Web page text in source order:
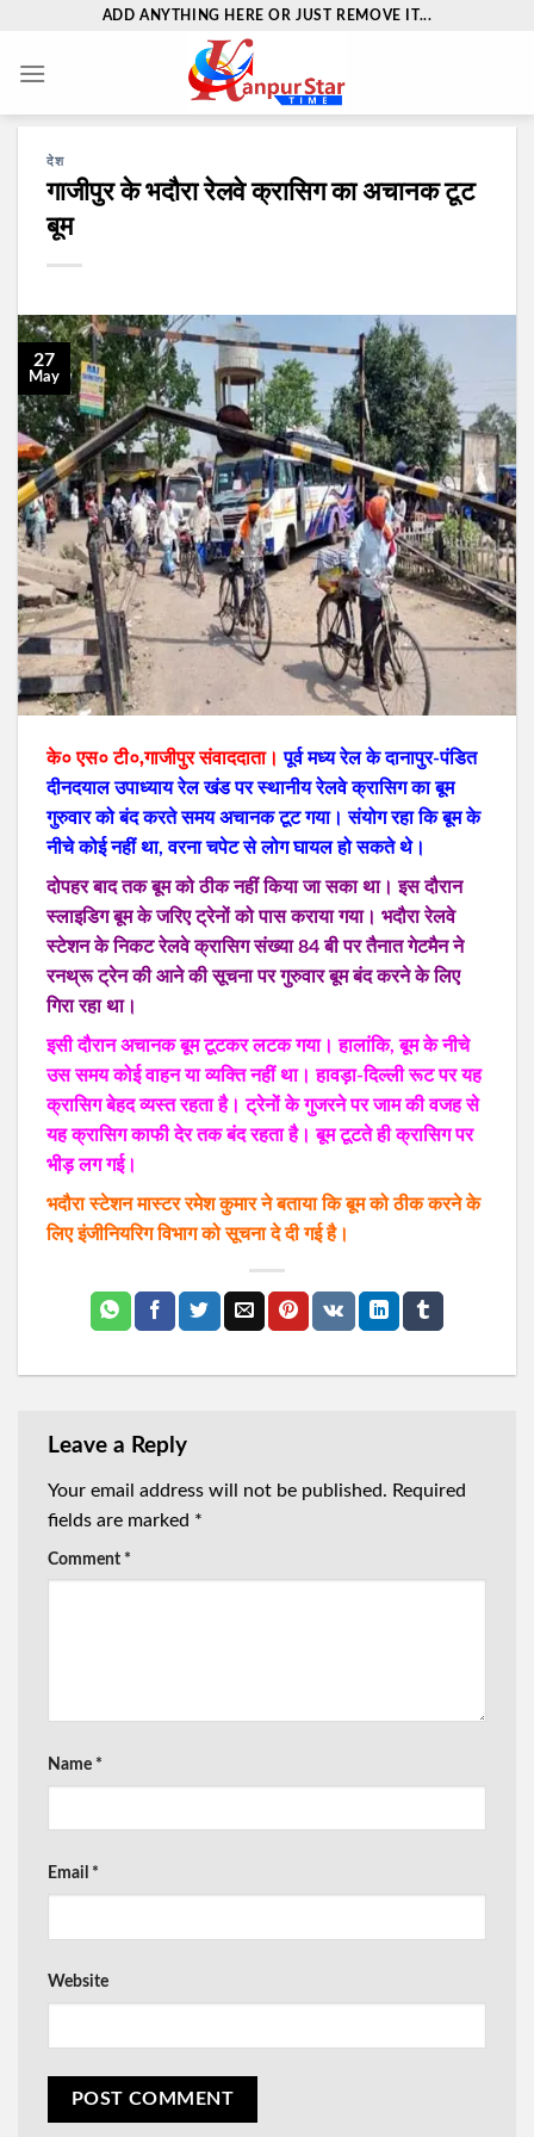
content
ADD ANYTHING HERE OR JUST REMOVE IT...
देश
गाजीपुर के भदौरा रेलवे क्रासिग का अचानक टूट
बूम
27
May
के० एस० टी०,गाजीपुर संवाददाता। पूर्व मध्य रेल के दानापुर-पंडित
दीनदयाल उपाध्याय रेल खंड पर स्थानीय रेलवे क्रासिग का बूम
गुरुवार को बंद करते समय अचानक टूट गया। संयोग रहा कि बूम के
नीचे कोई नहीं था, वरना चपेट से लोग घायल हो सकते थे।
दोपहर बाद तक बूम को ठीक नहीं किया जा सका था। इस दौरान
स्लाइडिग बूम के जरिए ट्रेनों को पास कराया गया। भदौरा रेलवे
स्टेशन के निकट रेलवे क्रासिग संख्या 84 बी पर तैनात गेटमैन ने
रनथ्रू ट्रेन की आने की सूचना पर गुरुवार बूम बंद करने के लिए
गिरा रहा था।
इसी दौरान अचानक बूम टूटकर लटक गया। हालांकि, बूम के नीचे
उस समय कोई वाहन या व्यक्ति नहीं था। हावड़ा-दिल्ली रूट पर यह
क्रासिग बेहद व्यस्त रहता है। ट्रेनों के गुजरने पर जाम की वजह से
यह क्रासिग काफी देर तक बंद रहता है। बूम टूटते ही क्रासिग पर
भीड़ लग गई।
भदौरा स्टेशन मास्टर रमेश कुमार ने बताया कि बूम को ठीक करने के
लिए इंजीनियरिग विभाग को सूचना दे दी गई है।
Leave a Reply
Your email address will not be published. Required
fields are marked *
Comment *
Name *
Email *
Website